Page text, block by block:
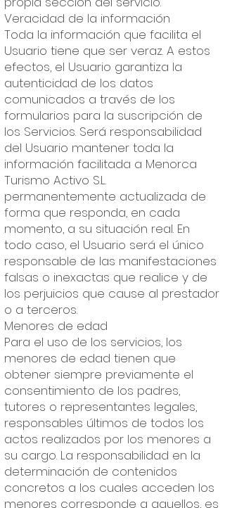
Veracidad de la información
Toda la información que facilita el
Usuario tiene que ser veraz. A estos
efectos, el Usuario garantiza la
autenticidad de los datos
comunicados a través de los
formularios para la suscripción de
los Servicios. Será responsabilidad
del Usuario mantener toda la
información facilitada a Menorca
Turismo Activo S.L.
permanentemente actualizada de
forma que responda, en cada
momento, a su situación real. En
todo caso, el Usuario será el único
responsable de las manifestaciones
falsas o inexactas que realice y de
los perjuicios que cause al prestador
o a terceros.
Menores de edad
Para el uso de los servicios, los
menores de edad tienen que
obtener siempre previamente el
consentimiento de los padres,
tutores o representantes legales,
responsables últimos de todos los
actos realizados por los menores a
su cargo. La responsabilidad en la
determinación de contenidos
concretos a los cuales acceden los
menores corresponde a aquellos, es